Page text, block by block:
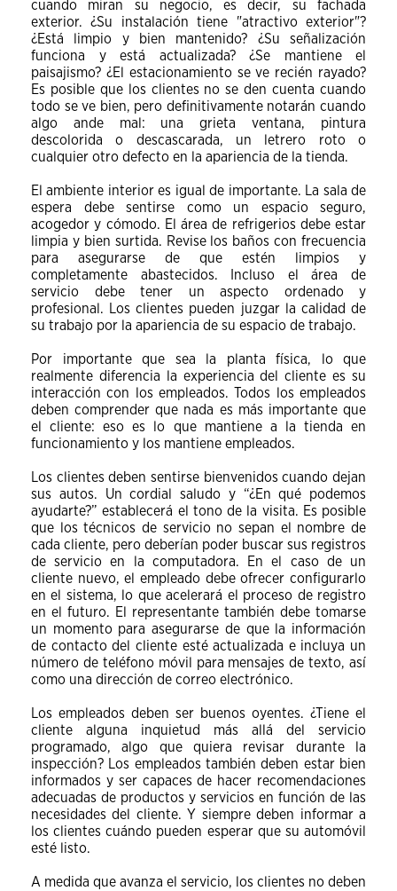
cuando miran su negocio, es decir, su fachada
exterior. ¿Su instalación tiene "atractivo exterior"?
¿Está limpio y bien mantenido? ¿Su señalización
funciona y está actualizada? ¿Se mantiene el
paisajismo? ¿El estacionamiento se ve recién rayado?
Es posible que los clientes no se den cuenta cuando
todo se ve bien, pero definitivamente notarán cuando
algo ande mal: una grieta ventana, pintura
descolorida o descascarada, un letrero roto o
cualquier otro defecto en la apariencia de la tienda.
El ambiente interior es igual de importante. La sala de
espera debe sentirse como un espacio seguro,
acogedor y cómodo. El área de refrigerios debe estar
limpia y bien surtida. Revise los baños con frecuencia
para asegurarse de que estén limpios y
completamente abastecidos. Incluso el área de
servicio debe tener un aspecto ordenado y
profesional. Los clientes pueden juzgar la calidad de
su trabajo por la apariencia de su espacio de trabajo.
Por importante que sea la planta física, lo que
realmente diferencia la experiencia del cliente es su
interacción con los empleados. Todos los empleados
deben comprender que nada es más importante que
el cliente: eso es lo que mantiene a la tienda en
funcionamiento y los mantiene empleados.
Los clientes deben sentirse bienvenidos cuando dejan
sus autos. Un cordial saludo y “¿En qué podemos
ayudarte?” establecerá el tono de la visita. Es posible
que los técnicos de servicio no sepan el nombre de
cada cliente, pero deberían poder buscar sus registros
de servicio en la computadora. En el caso de un
cliente nuevo, el empleado debe ofrecer configurarlo
en el sistema, lo que acelerará el proceso de registro
en el futuro. El representante también debe tomarse
un momento para asegurarse de que la información
de contacto del cliente esté actualizada e incluya un
número de teléfono móvil para mensajes de texto, así
como una dirección de correo electrónico.
Los empleados deben ser buenos oyentes. ¿Tiene el
cliente alguna inquietud más allá del servicio
programado, algo que quiera revisar durante la
inspección? Los empleados también deben estar bien
informados y ser capaces de hacer recomendaciones
adecuadas de productos y servicios en función de las
necesidades del cliente. Y siempre deben informar a
los clientes cuándo pueden esperar que su automóvil
esté listo.
A medida que avanza el servicio, los clientes no deben